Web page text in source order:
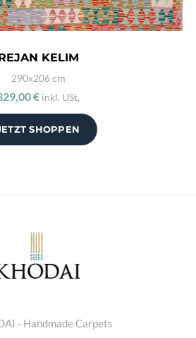
SHOPPEN
KELIM
290x206 cm
€ inkl. USt.
- Handmade Carpets